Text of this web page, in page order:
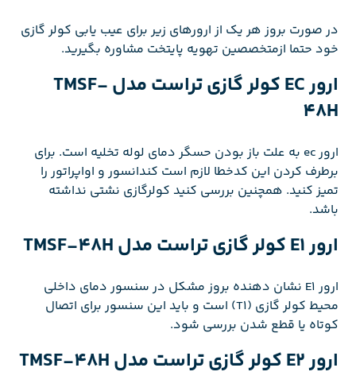
در صورت بروز هر یک از ارورهای زیر برای عیب یابی کولر گازی
خود حتما ازمتخصصین تهویه پایتخت مشاوره بگیرید.
ارور EC کولر گازی تراست مدل TMSF-
48H
ارور ec به علت باز بودن حسگر دمای لوله تخلیه است. برای
برطرف کردن این کدخطا لازم است کندانسور و اواپراتور را
تمیز کنید. همچنین بررسی کنید کولرگازی نشتی نداشته
باشد.
ارور E1 کولر گازی تراست مدل TMSF-48H
ارور E1 نشان دهنده بروز مشکل در سنسور دمای داخلی
محیط کولر گازی (T1) است و باید این سنسور برای اتصال
کوتاه یا قطع شدن بررسی شود.
ارور E2 کولر گازی تراست مدل TMSF-48H